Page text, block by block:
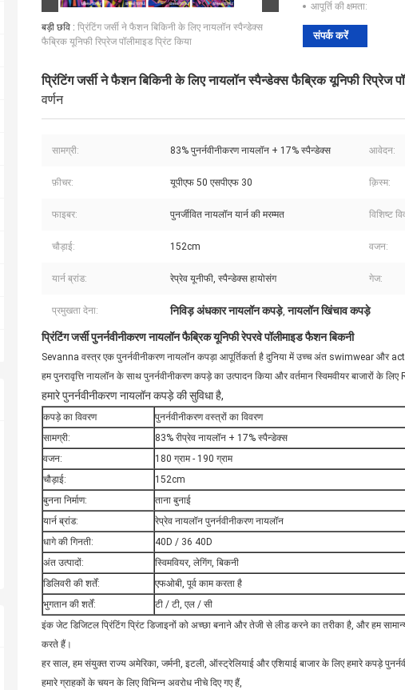
बड़ी छवि : प्रिंटिंग जर्सी ने फैशन बिकिनी के लिए नायलॉन स्पैन्डेक्स
फैब्रिक यूनिफी रिप्रेज पॉलीमाइड प्रिंट किया
आपूर्ति की क्षमता:
संपर्क करें
प्रिंटिंग जर्सी ने फैशन बिकिनी के लिए नायलॉन स्पैन्डेक्स फैब्रिक यूनिफी रिप्रेज
वर्णन
सामग्री: 83% पुनर्नवीनीकरण नायलॉन + 17% स्पैन्डेक्स आवेदन:
फ़ीचर: यूपीएफ 50 एसपीएफ 30 क़िस्म:
फाइबर: पुनर्जीवित नायलॉन यार्न की मरम्मत विशिष्ट
चौड़ाई: 152cm वजन:
यार्न ब्रांड: रेप्रेव यूनीफी, स्पैन्डेक्स हायोसंग गेज:
प्रमुखता देना: निविड़ अंधकार नायलॉन कपड़े,नायलॉन खिंचाव कपड़े
प्रिंटिंग जर्सी पुनर्नवीनीकरण नायलॉन फैब्रिक यूनिफी रेपरवे पॉलीमाइड फैशन बिकनी
Sevanna वस्त्र एक पुनर्नवीनीकरण नायलॉन कपड़ा आपूर्तिकर्ता है दुनिया में उच्च अंत swimwear और
हम पुनरावृत्ति नायलॉन के साथ पुनर्नवीनीकरण कपड़े का उत्पादन किया और वर्तमान स्विमवीयर बाजारों के
हमारे पुनर्नवीनीकरण नायलॉन कपड़े की सुविधा है,
कपड़े का विवरण
पुनर्नवीनीकरण वस्त्रों का विवरण
सामग्री:
83% रीप्रेव नायलॉन + 17% स्पैन्डेक्स
वजन:
180 ग्राम - 190 ग्राम
चौड़ाई:
152cm
बुनना निर्माण:
ताना बुनाई
यार्न ब्रांड:
रेप्रेव नायलॉन पुनर्नवीनीकरण नायलॉन
धागे की गिनती:
40D / 36 40D
अंत उत्पादों:
स्विमवियर, लेगिंग, बिकनी
डिलिवरी की शर्तें:
एफओबी, पूर्व काम करता है
भुगतान की शर्तें:
टी / टी, एल / सी
इंक जेट डिजिटल प्रिंटिंग प्रिंट डिजाइनों को अच्छा बनाने और तेजी से लीड करने का तरीका है, और हम
करते हैं।
हर साल, हम संयुक्त राज्य अमेरिका, जर्मनी, इटली, ऑस्ट्रेलियाई और एशियाई बाजार के लिए हमारे कपड़े
हमारे ग्राहकों के चयन के लिए विभिन्न अवरोध नीचे दिए गए हैं,